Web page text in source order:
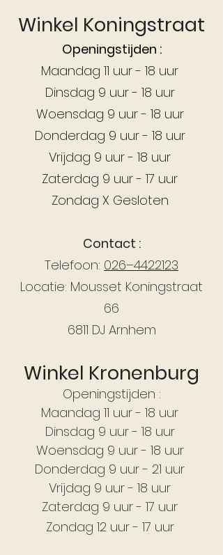
Winkel Koningstraat
Openingstijden :
Maandag 11 uur - 18 uur
Dinsdag 9 uur - 18 uur
Woensdag 9 uur - 18 uur
Donderdag 9 uur - 18 uur
Vrijdag 9 uur - 18 uur
Zaterdag 9 uur - 17 uur
Zondag X Gesloten
Contact :
Telefoon: 026–4422123
Locatie: Mousset Koningstraat
66
6811 DJ Arnhem
Winkel Kronenburg
Openingstijden :
Maandag 11 uur - 18 uur
Dinsdag 9 uur - 18 uur
Woensdag 9 uur - 18 uur
Donderdag 9 uur - 21 uur
Vrijdag 9 uur - 18 uur
Zaterdag 9 uur - 17 uur
Zondag 12 uur - 17 uur